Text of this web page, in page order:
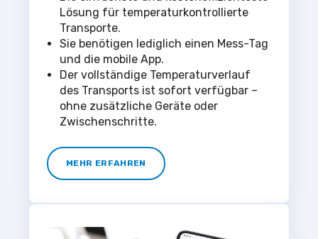
Lösung für temperaturkontrollierte
Transporte.
Sie benötigen lediglich einen Mess-Tag
und die mobile App.
Der vollständige Temperaturverlauf
des Transports ist sofort verfügbar –
ohne zusätzliche Geräte oder
Zwischenschritte.
MEHR ERFAHREN